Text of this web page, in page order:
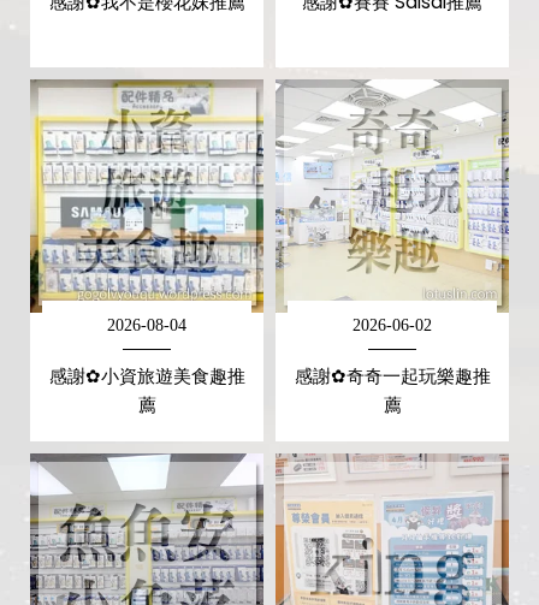
2026-08-04
感謝✿小資旅遊美食趣推
薦
2026-06-02
感謝✿奇奇一起玩樂趣推
薦